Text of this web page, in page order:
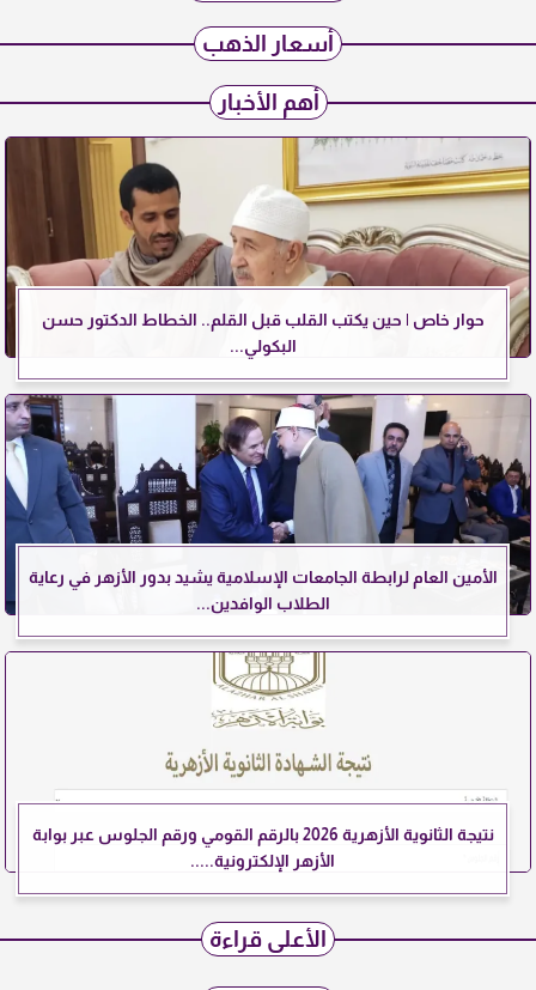
أسعار الذهب
أهم الأخبار
حوار خاص | حين يكتب القلب قبل القلم.. الخطاط الدكتور حسن
البكولي...
الأمين العام لرابطة الجامعات الإسلامية يشيد بدور الأزهر في رعاية
الطلاب الوافدين...
نتيجة الثانوية الأزهرية 2026 بالرقم القومي ورقم الجلوس عبر بوابة
الأزهر الإلكترونية.....
الأعلى قراءة